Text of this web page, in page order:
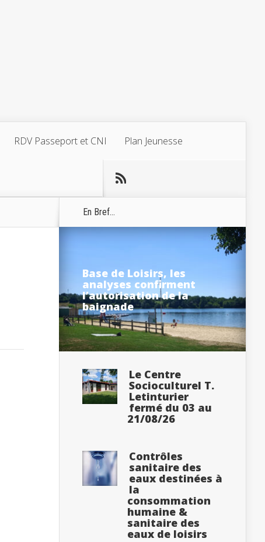
RDV Passeport et CNI Plan Jeunesse
En Bref...
Base de Loisirs, les
analyses confirment
l’autorisation de la
baignade
Le Centre
Socioculturel T.
Letinturier
fermé du 03 au
21/08/26
Contrôles
sanitaire des
eaux destinées à
la
consommation
humaine &
sanitaire des
eaux de loisirs